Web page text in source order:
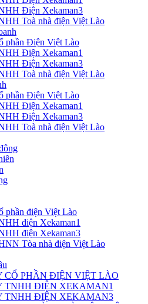
Điện Xekaman3
Toà nhà điện Việt Lào
phần Điện Việt Lào
Điện Xekaman1
Điện Xekaman3
Toà nhà điện Việt Lào
phần Điện Việt Lào
Điện Xekaman1
Điện Xekaman3
Toà nhà điện Việt Lào
phần điện Việt Lào
điện Xekaman1
điện Xekaman3
Tòa nhà điện Việt Lào
CỔ PHẦN ĐIỆN VIỆT LÀO
TNHH ĐIỆN XEKAMAN1
TNHH ĐIỆN XEKAMAN3